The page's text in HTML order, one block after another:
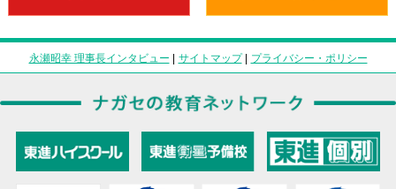
永瀬昭幸 理事長インタビュー | サイトマップ| プライバシー・ポリシー